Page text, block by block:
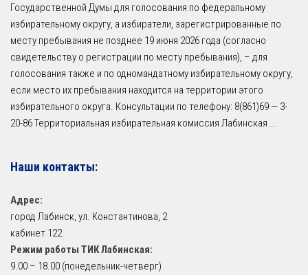
Государственной Думы для голосования по федеральному
избирательному округу, а избиратели, зарегистрированные по
месту пребывания не позднее 19 июня 2026 года (согласно
свидетельству о регистрации по месту пребывания), – для
голосования также и по одномандатному избирательному округу,
если место их пребывания находится на территории этого
избирательного округа. Консультации по телефону: 8(861)69 — 3-
20-86 Территориальная избирательная комиссия Лабинская ...
Наши контакты:
Адрес:
город Лабинск, ул. Константинова, 2
кабинет 122
Режим работы ТИК Лабинская:
9.00 – 18.00 (понедельник-четверг)